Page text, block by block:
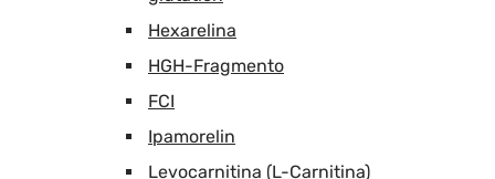
Hexarelina
HGH-Fragmento
FCI
Ipamorelin
Levocarnitina (L-Carnitina)